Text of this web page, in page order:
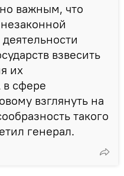
важным, что
взвесить
их
сфере
взглянуть на
такого
генерал.